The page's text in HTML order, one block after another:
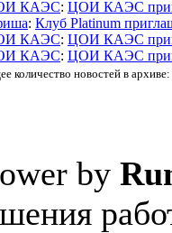
КАЭС: ЦОИ КАЭС
: Клуб Platinum
КАЭС: ЦОИ КАЭС
КАЭС: ЦОИ КАЭС
количество новостей в
by